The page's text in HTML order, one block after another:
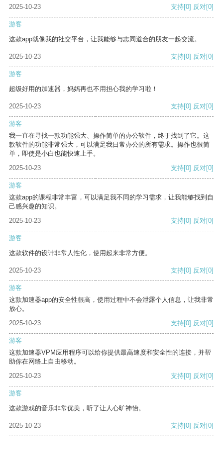
2025-10-23 支持[0] 反对[0]
游客
这款app就像我的社交平台，让我能够与志同道合的朋友一起交流。
2025-10-23 支持[0] 反对[0]
游客
超级好用的加速器，妈妈再也不用担心我的学习啦！
2025-10-23 支持[0] 反对[0]
游客
我一直在寻找一款功能强大、操作简单的办公软件，终于找到了它。这
款软件的功能非常强大，可以满足我日常办公的所有需求。操作也很简
单，即使是小白也能快速上手。
2025-10-23
支持[0] 反对[0]
游客
这款app的课程非常丰富，可以满足我不同的学习需求，让我能够找到自
己感兴趣的知识。
2025-10-23
支持[0] 反对[0]
游客
这款软件的设计非常人性化，使用起来非常方便。
2025-10-23 支持[0] 反对[0]
游客
这款加速器app的安全性很高，使用过程中不会泄露个人信息，让我非常
放心。
2025-10-23
支持[0] 反对[0]
游客
这款加速器VPM应用程序可以给你提供最高速度和安全性的连接，并帮
助你在网络上自由移动。
2025-10-23
支持[0] 反对[0]
游客
这款游戏的音乐非常优美，听了让人心旷神怡。
2025-10-23 支持[0] 反对[0]